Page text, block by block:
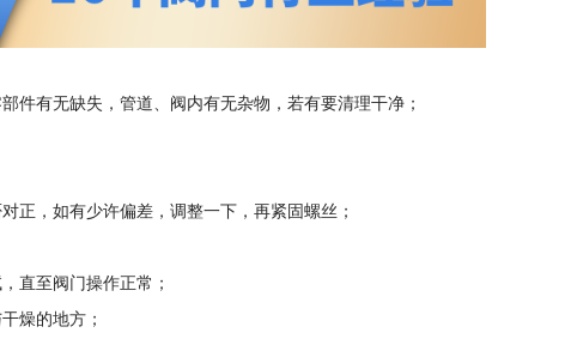
有无缺失，管道、阀内有无杂物，若有要清理干净；
，如有少许偏差，调整一下，再紧固螺丝；
直至阀门操作正常；
燥的地方；